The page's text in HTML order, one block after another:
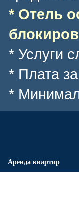
* Отель
* Услуги
* Плата
*
Аренда квартир